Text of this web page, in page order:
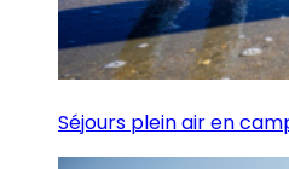
Séjours plein air en